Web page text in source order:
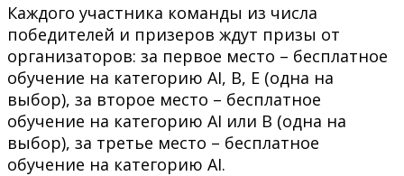
Каждого участника команды из числа
победителей и призеров ждут призы от
организаторов: за первое место – бесплатное
обучение на категорию АI, В, Е (одна на
выбор), за второе место – бесплатное
обучение на категорию АI или В (одна на
выбор), за третье место – бесплатное
обучение на категорию АI.